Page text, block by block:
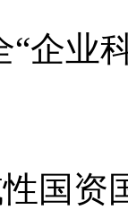
企业
资